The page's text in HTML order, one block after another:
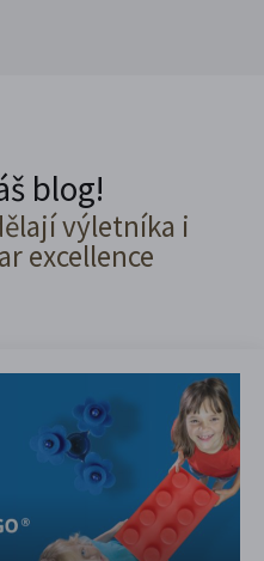
blog!
výletníka i
excellence